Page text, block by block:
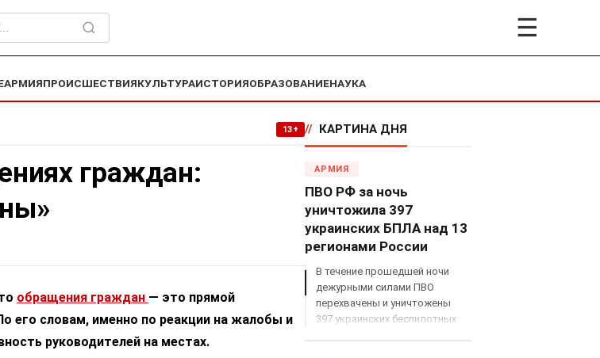
☰
АРМИЯПРОИСШЕСТВИЯКУЛЬТУРАИСТОРИЯОБРАЗОВАНИЕНАУКА
13+
граждан:
обращения граждан — это прямой
его словам, именно по реакции на жалобы и
руководителей на местах.
// КАРТИНА ДНЯ
АРМИЯ
ПВО РФ за ночь
уничтожила 397
украинских БПЛА над 13
регионами России
В течение прошедшей ночи
дежурными силами ПВО
перехвачены и уничтожены
397 украинских беспилотных